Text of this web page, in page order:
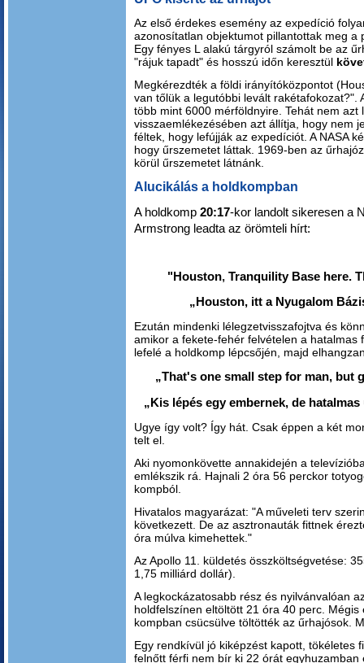
Az első érdekes esemény az expedíció
azonosítatlan objektumot pillantottak meg a
Egy fényes L alakú tárgyról számolt be az
"rájuk tapadt" és hosszú időn keresztül
Megkérezdték a földi irányítóközpontot
van tőlük a legutóbbi levált rakétafokozat?".
több mint 6000 mérföldnyire. Tehát nem azt
visszaemlékezésében azt állítja, hogy nem
féltek, hogy lefújják az expedíciót. A NASA
hogy űrszemetet láttak. 1969-ben az
körül űrszemetet látnánk.
Alucikálás a holdkompban
A holdkomp 20:17-kor landolt sikeresen a
Armstrong leadta az örömteli hírt:
"Houston, Tranquility Base here.
„Houston, itt a Nyugalom
Ezután mindenki lélegzetvisszafojtva és
amikor a fekete-fehér felvételen a hatalmas
lefelé a holdkomp lépcsőjén, majd
„That's one small step for man, but
„Kis lépés egy embernek, de
Ugye így volt? Így hát. Csak éppen a két
telt el.
Aki nyomonkövette annakidején a
emlékszik rá. Hajnali 2 óra 56 perckor
kompból.
Hivatalos magyarázat: "A műveleti terv
következett. De az asztronauták fittnek
óra múlva kimehettek."
Az Apollo 11. küldetés összköltségvetése:
1,75 milliárd dollár).
A legkockázatosabb rész és nyilvánvalóan
holdfelszínen eltöltött 21 óra 40 perc.
kompban csücsülve töltötték az űrhajósok.
Egy rendkívül jó kiképzést kapott, tökéletes
felnőtt férfi nem bír ki 22 órát egyhuzamban